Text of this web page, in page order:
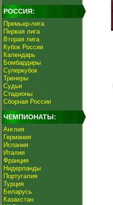
РОССИЯ:
Премьер-лига
Первая лига
Вторая лига
Кубок России
Календарь
Бомбардиры
Суперкубок
Тренеры
Судьи
Стадионы
Сборная России
ЧЕМПИОНАТЫ:
Англия
Германия
Испания
Италия
Франция
Нидерланды
Португалия
Турция
Беларусь
Казахстан